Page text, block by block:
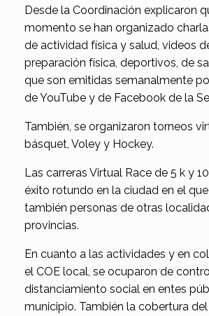
Desde la Coordinación explicaron
momento se han organizado
de actividad física y salud, videos
preparación física, deportivos, de
que son emitidas semanalmente
de YouTube y de Facebook de la
También, se organizaron torneos
básquet, Voley y Hockey.
Las carreras Virtual Race de 5 k y
éxito rotundo en la ciudad en el
también personas de otras
provincias.
En cuanto a las actividades y en
el COE local, se ocuparon de
distanciamiento social en entes
municipio. También la cobertura